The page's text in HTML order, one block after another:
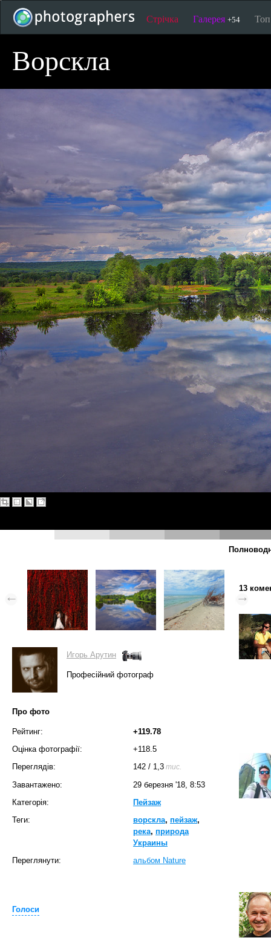
Стрічка Галерея +54
Ворскла
Игорь Арутин
Професійний фотограф
Про фото
Рейтинг:
+119.78
Оцінка фотографії:
+118.5
Переглядів:
142 / 1,3 тис.
Завантажено:
29 березня '18, 8:53
Категорія:
Пейзаж
Теги:
ворскла, пейзаж,
река, природа
Украины
Переглянути:
альбом Nature
Голоси
13